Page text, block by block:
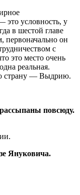
условность, у
в шестой главе
первоначально он
с
это место очень
реальная.
страну — Выдрию.
повсюду.
Януковича.